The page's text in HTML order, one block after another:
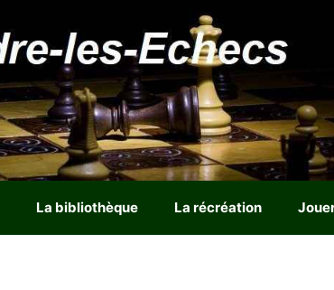
La bibliothèque La récréation